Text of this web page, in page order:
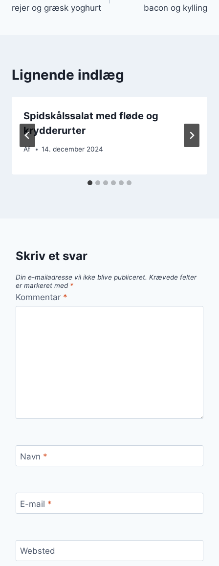
rejer og græsk yoghurt
bacon og kylling
Lignende indlæg
Spidskålssalat med fløde og
krydderurter
Af 14. december 2024
Skriv et svar
Din e-mailadresse vil ikke blive publiceret. Krævede felter
er markeret med *
Kommentar *
Navn *
E-mail *
Websted